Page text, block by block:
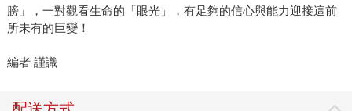
膀」，一對觀看生命的「眼光」，有足夠的信心與能力迎接這前
所未有的巨變！
編者 謹識